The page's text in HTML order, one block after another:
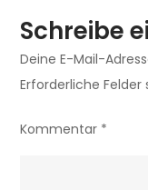
Schreibe
Deine E-Mail-
Erforderliche Felder
Kommentar *